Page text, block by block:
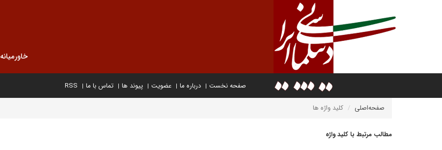
خاورمیانه
صفحه نخست درباره ما عضویت پیوند ها تماس با ما RSS
صفحه‌اصلی کلید واژه ها
مطالب مرتبط با کلید واژه